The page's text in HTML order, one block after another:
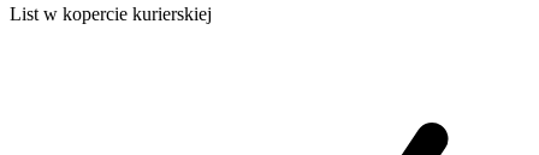
List w kopercie kurierskiej